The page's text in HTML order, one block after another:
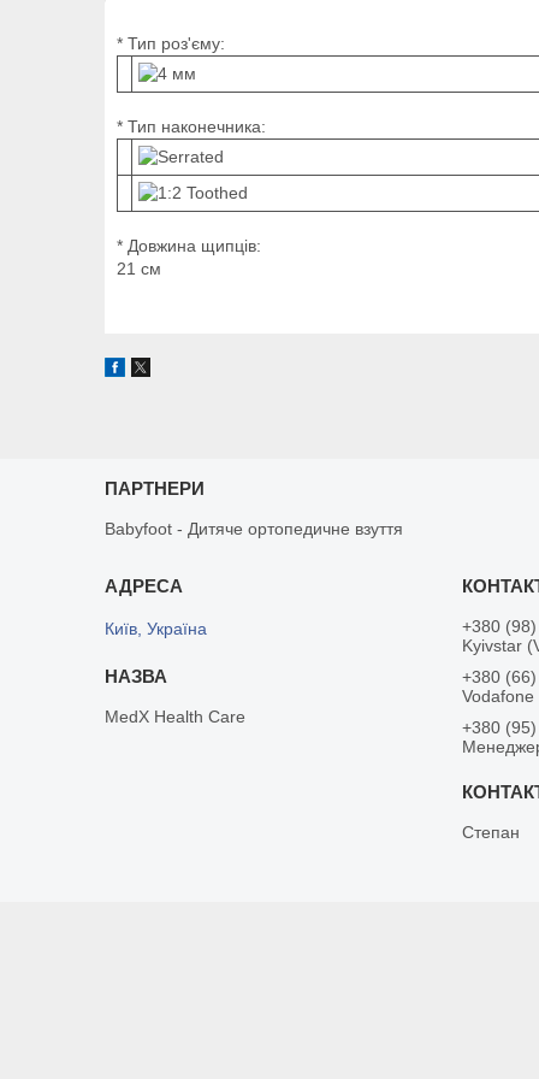
* Тип роз'єму:
* Тип наконечника:
* Довжина щипців:
21 см
ПАРТНЕРИ
Babyfoot - Дитяче ортопедичне взуття
Київ, Україна
MedX Health Care
+380
Kyivstar
+380
Vodafone
+380
Степан